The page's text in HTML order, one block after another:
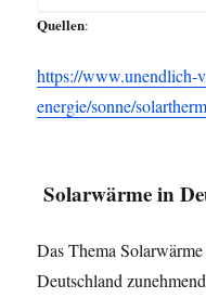
Quellen:
https://www.unendlich-
energie/sonne/
Solarwärme in
Das Thema
Deutschland